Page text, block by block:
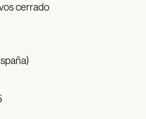
cerrado